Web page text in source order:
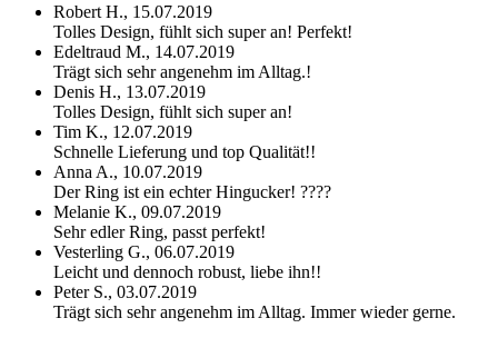
Robert H., 15.07.2019
Tolles Design, fühlt sich super an! Perfekt!
Edeltraud M., 14.07.2019
Trägt sich sehr angenehm im Alltag.!
Denis H., 13.07.2019
Tolles Design, fühlt sich super an!
Tim K., 12.07.2019
Schnelle Lieferung und top Qualität!!
Anna A., 10.07.2019
Der Ring ist ein echter Hingucker! ????
Melanie K., 09.07.2019
Sehr edler Ring, passt perfekt!
Vesterling G., 06.07.2019
Leicht und dennoch robust, liebe ihn!!
Peter S., 03.07.2019
Trägt sich sehr angenehm im Alltag. Immer wieder gerne.